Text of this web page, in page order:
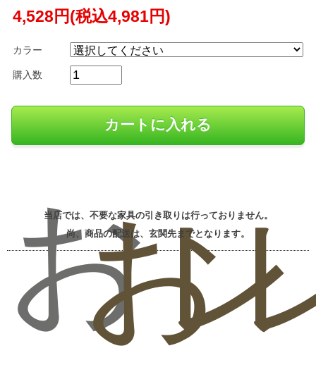
4,528円(税込4,981円)
カラー
購入数
おおレ
当店では、不要な家具の引き取りは行っておりません。
尚、商品の配送は、玄関先までとなります。